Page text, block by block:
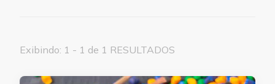
Exibindo: 1 - 1 de 1 RESULTADOS